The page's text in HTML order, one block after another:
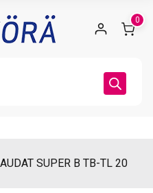
0
SUPER B TB-TL 20